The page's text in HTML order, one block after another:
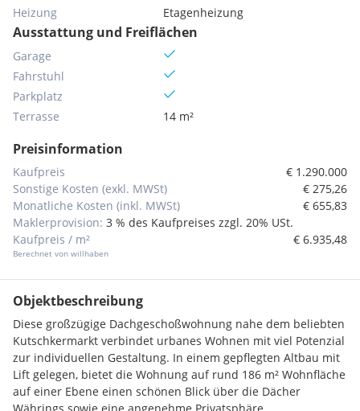
Heizung
Etagenheizung
Ausstattung und Freiflächen
Garage
Fahrstuhl
Parkplatz
Terrasse
14 m²
Preisinformation
Kaufpreis
€ 1.290.000
Sonstige Kosten (exkl. MWSt)
€ 275,26
Monatliche Kosten (inkl. MWSt)
€ 655,83
Maklerprovision: 3 % des Kaufpreises zzgl. 20% USt.
Kaufpreis / m²
Berechnet von willhaben
€ 6.935,48
Objektbeschreibung
Diese großzügige Dachgeschoßwohnung nahe dem beliebten
Kutschkermarkt verbindet urbanes Wohnen mit viel Potenzial
zur individuellen Gestaltung. In einem gepflegten Altbau mit
Lift gelegen, bietet die Wohnung auf rund 186 m² Wohnfläche
auf einer Ebene einen schönen Blick über die Dächer